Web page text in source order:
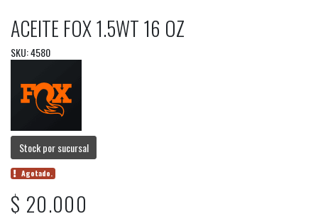
ACEITE FOX 1.5WT 16 OZ
SKU: 4580
Stock por sucursal
Agotado.
$ 20.000